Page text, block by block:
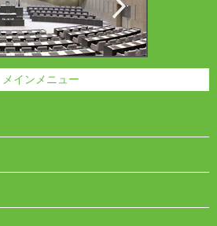
メインメニュー